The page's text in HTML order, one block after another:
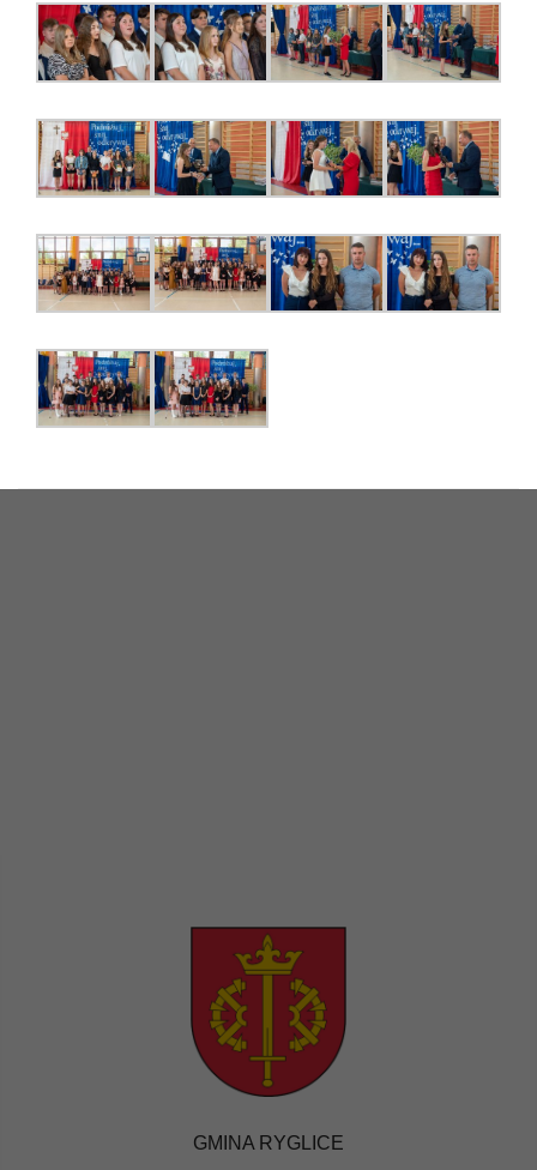
GMINA RYGLICE